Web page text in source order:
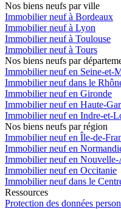
Nos biens neufs par ville
Immobilier neuf à Bordeaux
Immobilier neuf à Lyon
Immobilier neuf à Toulouse
Immobilier neuf à Tours
Nos biens neufs par
Immobilier neuf en Seine-et-
Immobilier neuf dans le
Immobilier neuf en Gironde
Immobilier neuf en Haute-
Immobilier neuf en Indre-et-
Nos biens neufs par région
Immobilier neuf en Île-de-
Immobilier neuf en
Immobilier neuf en
Immobilier neuf en Occitanie
Immobilier neuf dans le
Ressources
Protection des données